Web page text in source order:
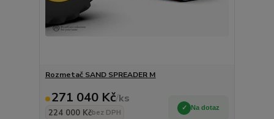
Rozmetač SAND SPREADER M
271 040 Kč/ks
224 000 Kčbez DPH
Na dotaz